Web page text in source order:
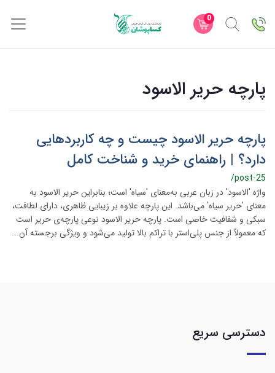
0
پارچه حریر الاسود
پارچه حریر الاسود چیست و چه کاربردهایی
دارد؟ | راهنمای خرید و شناخت کامل
/post-25
واژه 'الاسود' در زبان عربی به‌معنای 'سیاه' است؛ بنابراین حریر الاسود به
معنای 'حریر سیاه' می‌باشد. این پارچه علاوه بر زیبایی ظاهری، دارای لطافت،
سبکی و شفافیت خاصی است. پارچه حریر الاسود نوعی پارچه‌ی حریر است
که معمولاً از جنس پلی‌استر با تراکم بالا تولید می‌شود و ویژگی برجسته آن...
دسترسی سریع